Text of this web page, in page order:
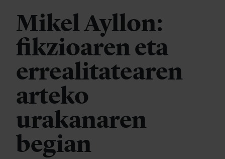
Mikel Ayllon:
fikzioaren eta
errealitatearen
arteko
urakanaren
begian